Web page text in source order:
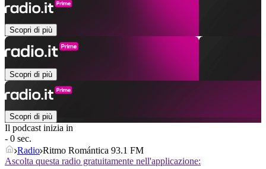
Scopri di più
Scopri di più
Scopri di più
Il podcast inizia in
- 0 sec.
Radio Ritmo Romántica 93.1 FM
Ascolta questa radio gratuitamente nell'applicazione: